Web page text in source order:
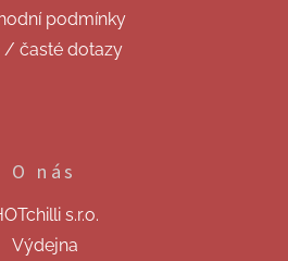
podmínky
/ časté dotazy
O nás
s.r.o.
Výdejna